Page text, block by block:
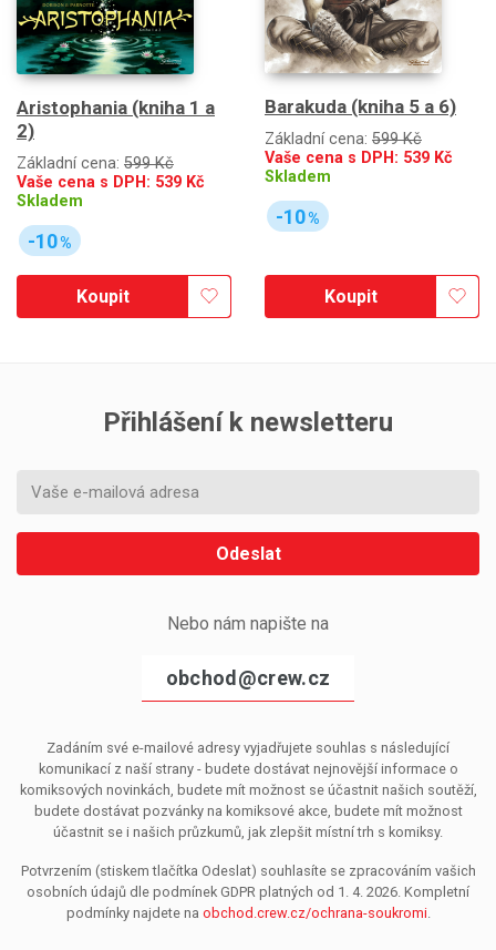
Aristophania (kniha 1 a
2)
Základní cena: 599 Kč
Vaše cena s DPH: 539 Kč
Skladem
-10%
Koupit
Barakuda (kniha 5 a 6)
Základní cena: 599 Kč
Vaše cena s DPH: 539 Kč
Skladem
-10%
Koupit
Přihlášení k newsletteru
Odeslat
Nebo nám napište na
obchod@crew.cz
Zadáním své e-mailové adresy vyjadřujete souhlas s následující
komunikací z naší strany - budete dostávat nejnovější informace o
komiksových novinkách, budete mít možnost se účastnit našich soutěží,
budete dostávat pozvánky na komiksové akce, budete mít možnost
účastnit se i našich průzkumů, jak zlepšit místní trh s komiksy.
Potvrzením (stiskem tlačítka Odeslat) souhlasíte se zpracováním vašich
osobních údajů dle podmínek GDPR platných od 1. 4. 2026. Kompletní
podmínky najdete na obchod.crew.cz/ochrana-soukromi.